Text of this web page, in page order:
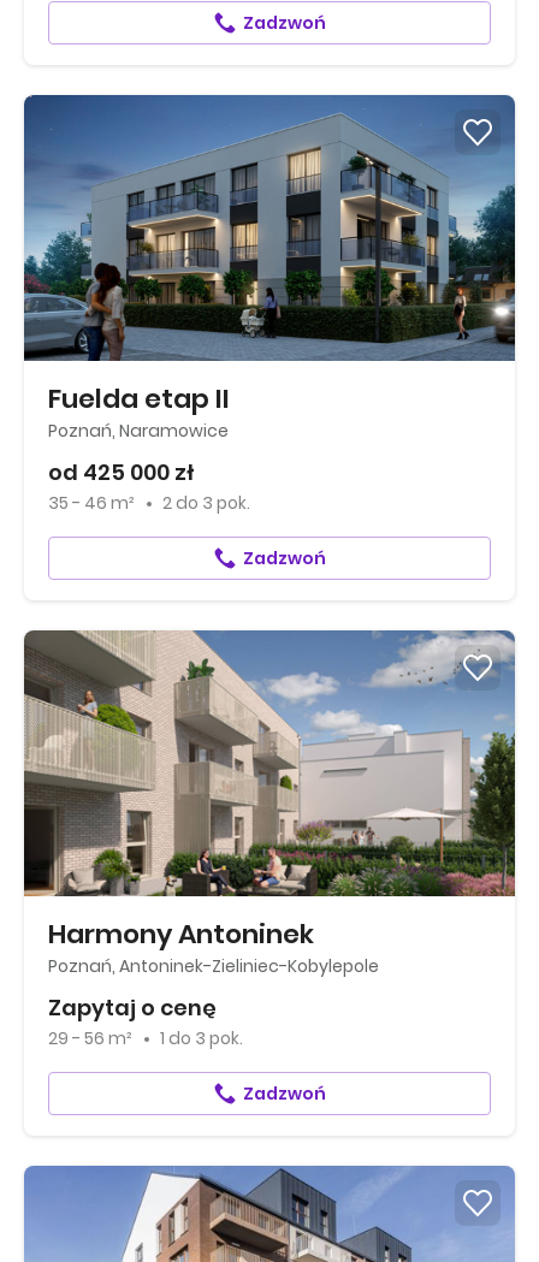
Zadzwoń
Fuelda etap II
Poznań, Naramowice
od 425 000 zł
35 - 46 m² 2 do 3 pok.
Zadzwoń
Harmony Antoninek
Poznań, Antoninek-Zieliniec-Kobylepole
Zapytaj o cenę
29 - 56 m² 1 do 3 pok.
Zadzwoń